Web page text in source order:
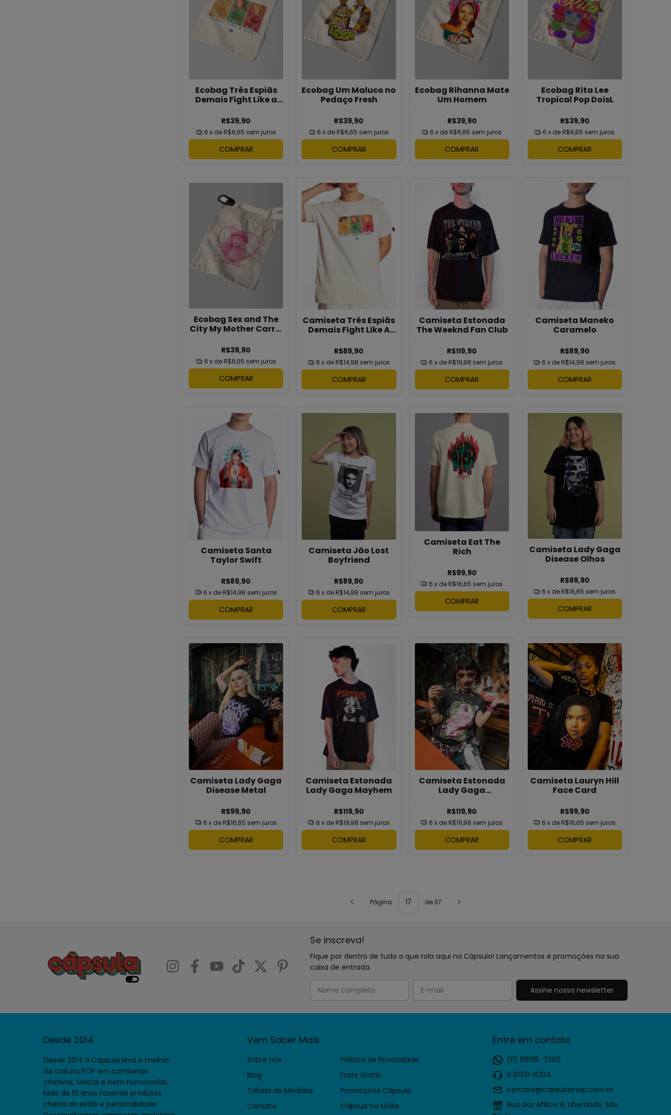
Ecobag Três Espiãs
Demais Fight Like a
R$39,90
6 x de R$6,65 sem juros
COMPRAR
Ecobag Um Maluco no
Pedaço Fresh
R$39,90
6 x de R$6,65 sem juros
COMPRAR
Ecobag Rihanna Mate
Um Homem
R$39,90
6 x de R$6,65 sem juros
COMPRAR
Ecobag Rita Lee
Tropical Pop DoisL
R$39,90
6 x de R$6,65 sem juros
COMPRAR
Ecobag Sex and The
City My Mother Carrie
R$39,90
6 x de R$6,65 sem juros
COMPRAR
Camiseta Três Espiãs
Demais Fight Like A
R$89,90
6 x de R$14,98 sem juros
COMPRAR
Camiseta Estonada
The Weeknd Fan Club
R$119,90
6 x de R$19,98 sem juros
COMPRAR
Camiseta Maneko
Caramelo
R$89,90
6 x de R$14,98 sem juros
COMPRAR
Camiseta Santa
Taylor Swift
R$89,90
6 x de R$14,98 sem juros
COMPRAR
Camiseta Jão Lost
Boyfriend
R$89,90
6 x de R$14,98 sem juros
COMPRAR
Camiseta Eat The
Rich
R$99,90
6 x de R$16,65 sem juros
COMPRAR
Camiseta Lady Gaga
Disease Olhos
R$99,90
6 x de R$16,65 sem juros
COMPRAR
Camiseta Lady Gaga
Disease Metal
R$99,90
6 x de R$16,65 sem juros
COMPRAR
Camiseta Estonada
Lady Gaga Mayhem
R$119,90
6 x de R$19,98 sem juros
COMPRAR
Camiseta Estonada
Lady Gaga
R$119,90
6 x de R$19,98 sem juros
COMPRAR
Camiseta Lauryn Hill
Face Card
R$99,90
6 x de R$16,65 sem juros
COMPRAR
Página de 37
Se inscreva!
Fique por dentro de tudo o que rola aqui na Cápsula! Lançamentos e promoções na sua
caixa de entrada.
Desde 2014
Desde 2014 a Cápsula leva o melhor
da cultura POP em camisetas
criativas, únicas e bem humoradas.
Mais de 10 anos fazendo produtos
cheios de estilo e personalidade.
Vem Saber Mais
Sobre nós
Blog
Tabela de Medidas
Contato
Politica de Privacidade
Frete Grátis
Promoções Cápsula
Cápsua na Mídia
Entre em contato
(11) 99015-7360
11 91331-8204
contato@capsulashop.com.br
Rua dos Aflitos 9, Liberdade, São